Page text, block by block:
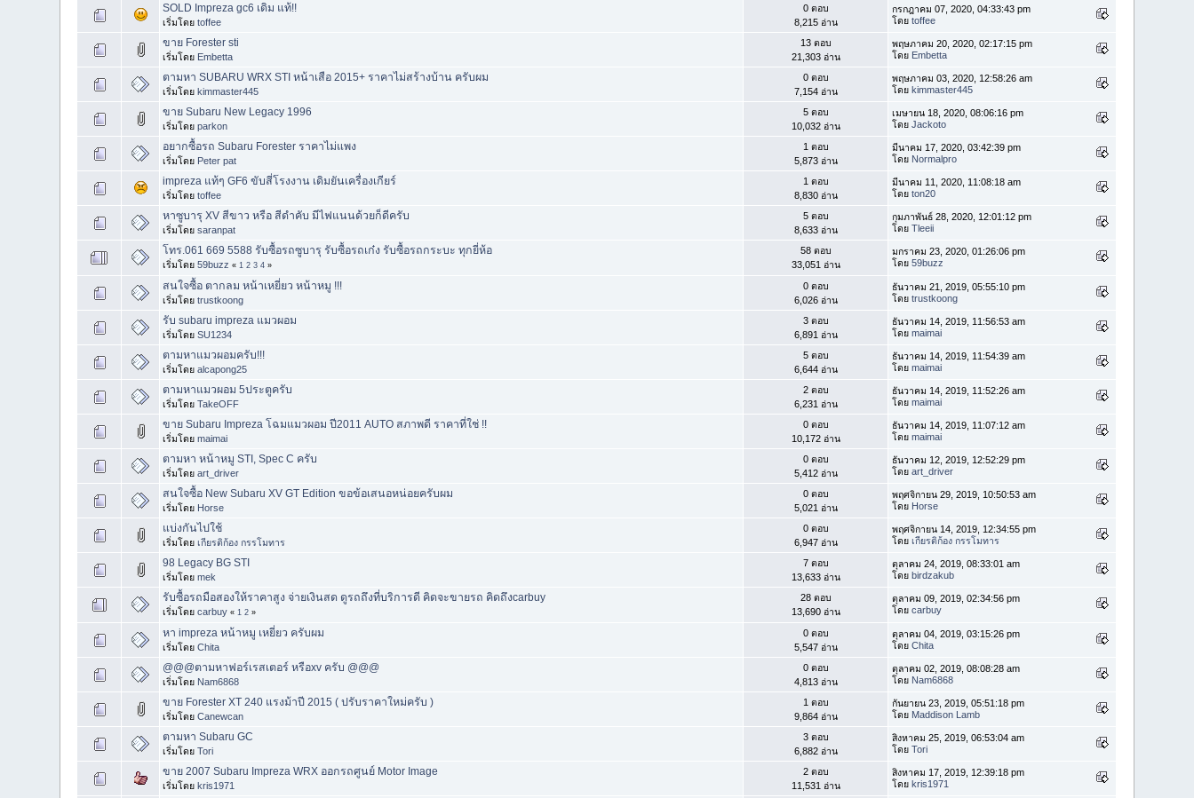
SOLD Impreza gc6 เดิม แท้!!
เริ่มโดยtoffee
0 ตอบ
8,215 อ่าน
กรกฎาคม 07, 2020, 04:33:43 pm
โดยtoffee
ขาย Forester sti
เริ่มโดย Embetta
13 ตอบ
21,303 อ่าน
พฤษภาคม 20, 2020, 02:17:15 pm
โดย Embetta
ตามหา SUBARU WRX STI หน้าเสือ 2015+ ราคาไม่สร้างบ้าน ครับผม
เริ่มโดยkimmaster445
0 ตอบ
7,154 อ่าน
พฤษภาคม 03, 2020, 12:58:26 am
โดยkimmaster445
ขาย Subaru New Legacy 1996
เริ่มโดยparkon
5 ตอบ
10,032 อ่าน
เมษายน 18, 2020, 08:06:16 pm
โดยJackoto
อยากซื้อรถ Subaru Forester ราคาไม่แพง
เริ่มโดย Peter pat
1 ตอบ
5,873 อ่าน
มีนาคม 17, 2020, 03:42:39 pm
โดย Normalpro
impreza แท้ๆ GF6 ขับสี่โรงงาน เดิมยันเครื่องเกียร์
เริ่มโดยtoffee
1 ตอบ
8,830 อ่าน
มีนาคม 11, 2020, 11:08:18 am
โดยton20
หาซูบารุ XV สีขาว หรือ สีดำคับ มีไฟแนนด้วยก็ดีครับ
เริ่มโดยsaranpat
5 ตอบ
8,633 อ่าน
กุมภาพันธ์ 28, 2020, 12:01:12 pm
โดยTleeii
โทร.061 669 5588 รับซื้อรถซูบารุ รับซื้อรถเก๋ง รับซื้อรถกระบะ ทุกยี่ห้อ
เริ่มโดย59buzz « 1 2 3 4 »
58 ตอบ
33,051 อ่าน
มกราคม 23, 2020, 01:26:06 pm
โดย59buzz
สนใจซื้อ​ ตากลม​ ​หน้าเหยี่ยว​ หน้าหมู​ !!!
เริ่มโดยtrustkoong
0 ตอบ
6,026 อ่าน
ธันวาคม 21, 2019, 05:55:10 pm
โดยtrustkoong
รับ subaru impreza แมวผอม
เริ่มโดยSU1234
3 ตอบ
6,891 อ่าน
ธันวาคม 14, 2019, 11:56:53 am
โดยmaimai
ตามหาแมวผอมครับ!!!
เริ่มโดยalcapong25
5 ตอบ
6,644 อ่าน
ธันวาคม 14, 2019, 11:54:39 am
โดยmaimai
ตามหาแมวผอม 5ประตูครับ
เริ่มโดยTakeOFF
2 ตอบ
6,231 อ่าน
ธันวาคม 14, 2019, 11:52:26 am
โดยmaimai
ขาย Subaru Impreza โฉมแมวผอม ปี2011 AUTO สภาพดี ราคาที่ใช่ !!
เริ่มโดยmaimai
0 ตอบ
10,172 อ่าน
ธันวาคม 14, 2019, 11:07:12 am
โดยmaimai
ตามหา หน้าหมู STI, Spec C ครับ
เริ่มโดยart_driver
0 ตอบ
5,412 อ่าน
ธันวาคม 12, 2019, 12:52:29 pm
โดยart_driver
สนใจซื้อ New Subaru XV GT Edition ขอข้อเสนอหน่อยครับผม
เริ่มโดย Horse
0 ตอบ
5,021 อ่าน
พฤศจิกายน 29, 2019, 10:50:53 am
โดย Horse
แบ่งกันไปใช้
เริ่มโดยเกียรติก้อง กรรโมทาร
0 ตอบ
6,947 อ่าน
พฤศจิกายน 14, 2019, 12:34:55 pm
โดยเกียรติก้อง กรรโมทาร
98 Legacy BG STI
เริ่มโดยmek
7 ตอบ
13,633 อ่าน
ตุลาคม 24, 2019, 08:33:01 am
โดยbirdzakub
รับซื้อรถมือสองให้ราคาสูง จ่ายเงินสด ดูรถถึงที่บริการดี คิดจะขายรถ คิดถึงcarbuy
เริ่มโดยcarbuy « 1 2 »
28 ตอบ
13,690 อ่าน
ตุลาคม 09, 2019, 02:34:56 pm
โดยcarbuy
หา impreza หน้าหมู เหยี่ยว ครับผม
เริ่มโดยChita
0 ตอบ
5,547 อ่าน
ตุลาคม 04, 2019, 03:15:26 pm
โดยChita
@@@ตามหาฟอร์เรสเตอร์ หรือxv ครับ @@@
เริ่มโดย Nam6868
0 ตอบ
4,813 อ่าน
ตุลาคม 02, 2019, 08:08:28 am
โดย Nam6868
ขาย Forester XT 240 แรงม้าปี 2015 ( ปรับราคาใหม่ครับ )
เริ่มโดยCanewcan
1 ตอบ
9,864 อ่าน
กันยายน 23, 2019, 05:51:18 pm
โดย Maddison Lamb
ตามหา Subaru GC
เริ่มโดยTori
3 ตอบ
6,882 อ่าน
สิงหาคม 25, 2019, 06:53:04 am
โดยTori
ขาย 2007 Subaru Impreza WRX ออกรถศูนย์ Motor Image
เริ่มโดยkris1971
2 ตอบ
11,531 อ่าน
สิงหาคม 17, 2019, 12:39:18 pm
โดยkris1971